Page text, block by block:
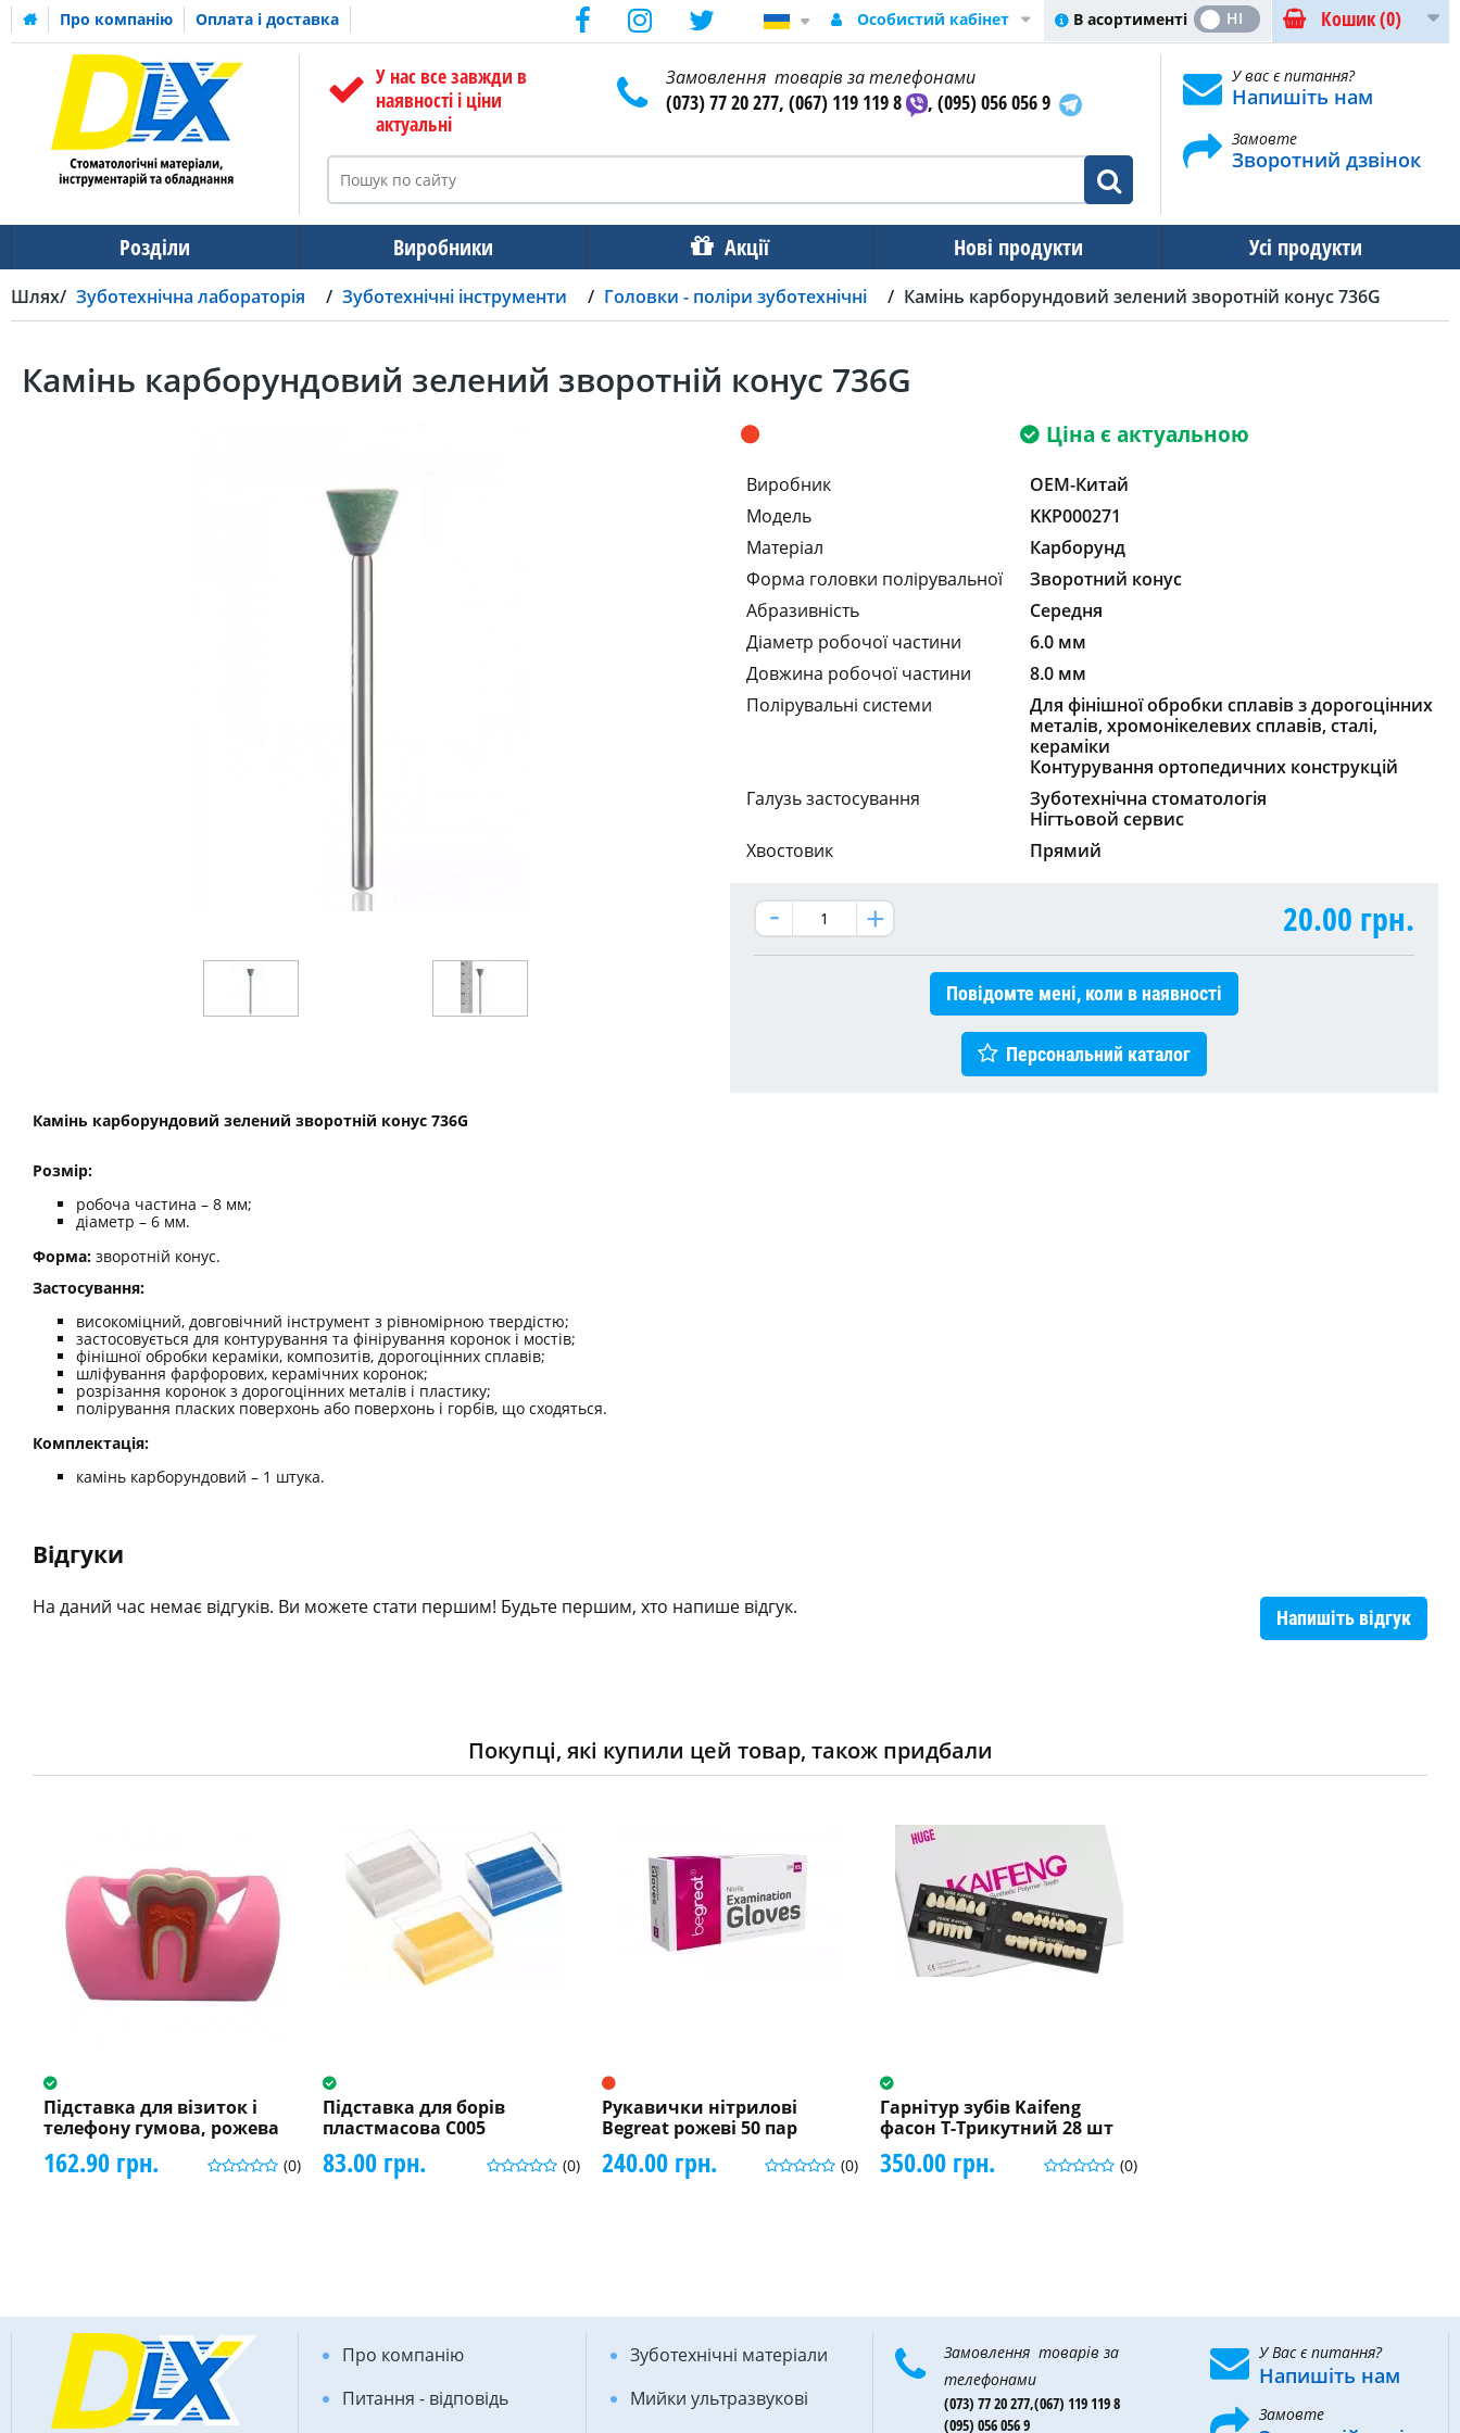
Про компанію Оплата і доставка Кошик(0)
В асортименті
ТАК НІ
Особистий кабінет
У нас все завжди в
наявності і ціни
актуальні
Замовлення товарів за телефонами
(073) 77 20 277, (067) 119 119 8 , (095) 056 056 9
У вас є питання?
Напишіть нам
Замовте
Зворотний дзвінок
Розділи Виробники Акції Нові продукти Усі продукти
Шлях Зуботехнічна лабораторія Зуботехнічні інструменти Головки - поліри зуботехнічні Камінь карборундовий зелений зворотній конус 736G
Камінь карборундовий зелений зворотній конус 736G
Ціна є актуальною
Виробник
OEM-Китай
Модель
KKP000271
Матеріал
Карборунд
Форма головки полірувальної
Зворотний конус
Абразивність
Середня
Діаметр робочої частини
6.0 мм
Довжина робочої частини
8.0 мм
Полірувальні системи
Для фінішної обробки сплавів з дорогоцінних
металів, хромонікелевих сплавів, сталі,
кераміки
Контурування ортопедичних конструкцій
Галузь застосування
Зуботехнічна стоматологія
Нігтьовой сервис
Хвостовик
Прямий
20.00 грн.
Повідомте мені, коли в наявності
Персональний каталог
Камінь карборундовий зелений зворотній конус 736G
Розмір:
робоча частина – 8 мм;
діаметр – 6 мм.
Форма: зворотній конус.
Застосування:
високоміцний, довговічний інструмент з рівномірною твердістю;
застосовується для контурування та фінірування коронок і мостів;
фінішної обробки кераміки, композитів, дорогоцінних сплавів;
шліфування фарфорових, керамічних коронок;
розрізання коронок з дорогоцінних металів і пластику;
полірування пласких поверхонь або поверхонь і горбів, що сходяться.
Комплектація:
камінь карборундовий – 1 штука.
Відгуки
Напишіть відгук
На даний час немає відгуків. Ви можете стати першим! Будьте першим, хто напише відгук.
Покупці, які купили цей товар, також придбали
Підставка для візиток і
телефону гумова, рожева
(0)
162.90 грн.
Підставка для борів
пластмасова C005
(0)
83.00 грн.
Рукавички нітрилові
Begreat рожеві 50 пар
(0)
240.00 грн.
Гарнітур зубів Kaifeng
фасон Т-Трикутний 28 шт
(0)
350.00 грн.
Про компанію
Питання - відповідь
Зуботехнічні матеріали
Мийки ультразвукові
Замовлення товарів за
телефонами
(073) 77 20 277,(067) 119 119 8
(095) 056 056 9
У Вас є питання?
Напишіть нам
Замовте